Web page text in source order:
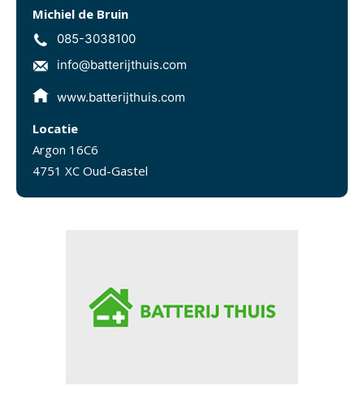
Michiel de Bruin
085-3038100
info@batterijthuis.com
www.batterijthuis.com
Locatie
Argon 16C6
4751 XC Oud-Gastel